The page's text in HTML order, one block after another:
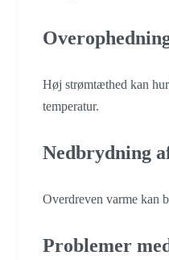
Høj strømtæthed kan
temperatur.
Nedbrydning
Overdreven varme kan
Problemer